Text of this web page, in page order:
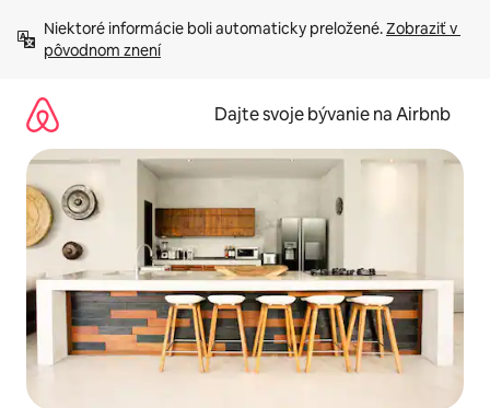
obsah.
Niektoré informácie boli automaticky preložené. Zobraziť v
pôvodnom znení
Dajte svoje bývanie na Airbnb